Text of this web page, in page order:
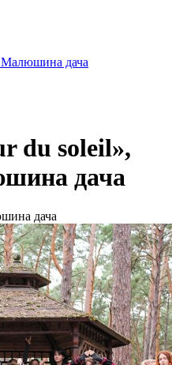
Малюшина дача
du soleil»,
дача
дача